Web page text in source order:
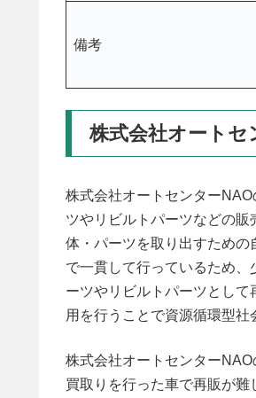
備考
株式会社オート
株式会社オートセンター
ツやリビルトパーツなどの
体・パーツを取り出すため
で一貫して行っているため
ーツやリビルトパーツとし
用を行うことで資源循環型社
株式会社オートセンター
買取りを行った車で再販が